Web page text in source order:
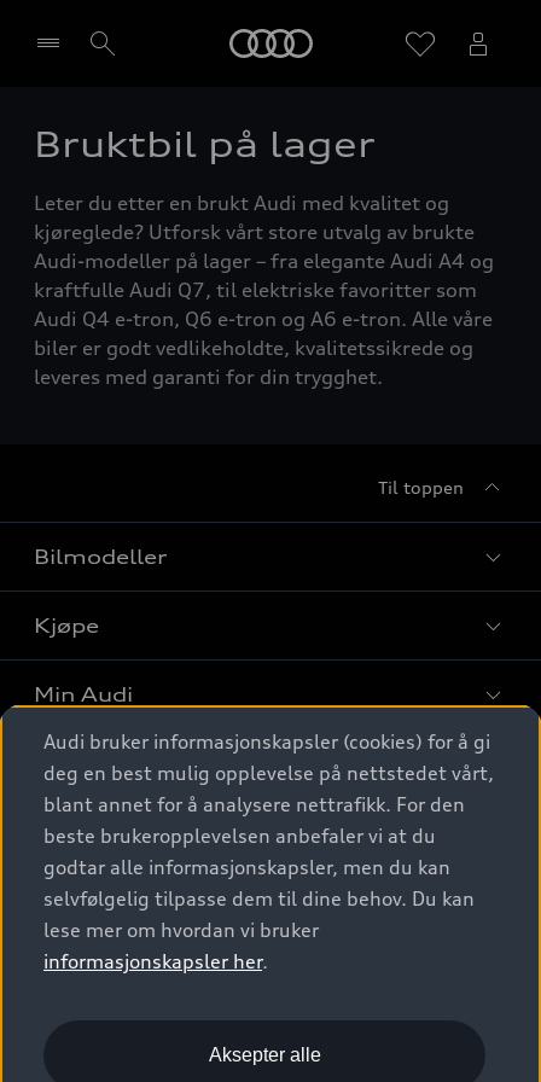
Velg forhandler
Bruktbil på lager
Leter du etter en brukt Audi med kvalitet og
kjøreglede? Utforsk vårt store utvalg av brukte
Audi-modeller på lager – fra elegante Audi A4 og
kraftfulle Audi Q7, til elektriske favoritter som
Audi Q4 e-tron, Q6 e-tron og A6 e-tron. Alle våre
biler er godt vedlikeholdte, kvalitetssikrede og
leveres med garanti for din trygghet.
Til toppen
Bilmodeller
Finn din Audi
Sammenlign bilmodeller
Elbiler
SUV
Stasjonsvogn
Sportback
S/RS
Konseptbiler og prototyper
Kjøpe
Kjøpshjelp
Biler på lager
Finn forhandler
Bestill prøvekjøring
Kontakt forhandler
Bilgarantier
Min Audi
Behold nybilfølelsen
Audi Originalt tilbehør
Verkstedtjenester
Digitale tjenester
Audi digitale tjenester
Audi connect
Functions on demand
Kom i gang med myAudi
Audi Norge
Kundeservice
Audi Driving Experience
© 2026 AUDI NORGE. All Rights Reserved.
Imprint
Audi bruker informasjonskapsler (cookies) for å gi
deg en best mulig opplevelse på nettstedet vårt,
blant annet for å analysere nettrafikk. For den
beste brukeropplevelsen anbefaler vi at du
godtar alle informasjonskapsler, men du kan
selvfølgelig tilpasse dem til dine behov. Du kan
lese mer om hvordan vi bruker
informasjonskapsler her.
Aksepter alle